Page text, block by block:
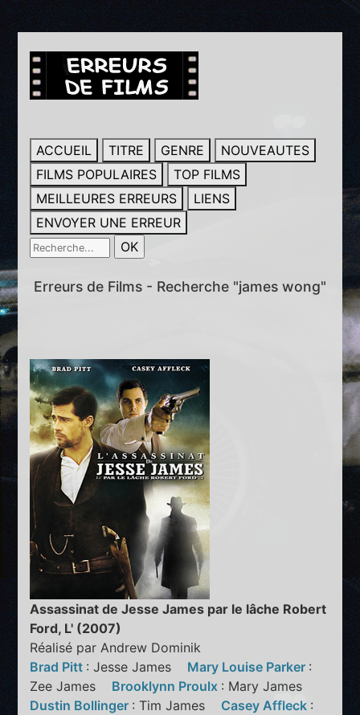
ACCUEIL TITRE GENRE
NOUVEAUTES
FILMS POPULAIRES
TOP FILMS
MEILLEURES ERREURS
LIENS
ENVOYER UNE ERREUR
Erreurs de Films - Recherche "james wong"
Assassinat de Jesse James par le lâche Robert
Ford, L' (2007)
Réalisé par Andrew Dominik
Brad Pitt : Jesse James Mary Louise Parker :
Zee James Brooklynn Proulx : Mary James
Dustin Bollinger : Tim James Casey Affleck :